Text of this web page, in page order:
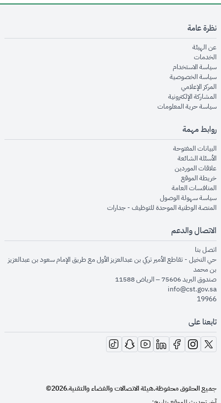
نظرة عامة
عن الهيئةopens in new window
الخدماتopens in new window
سياسة الاستخدامopens in new window
سياسة الخصوصيةopens in new window
المركز الإعلاميopens in new window
المشاركة الإلكترونيةopens in new window
سياسة حرية المعلوماتopens in new window
روابط مهمة
البيانات المفتوحةopens in new window
الأسئلة الشائعةopens in new window
علاقات الموردينopens in new window
خريطة الموقعopens in new window
المنافسات العامةopens in new window
سياسة سهولة الوصولopens in new window
المنصة الوطنية الموحدة للتوظيف - جداراتopens in new window
الاتصال والدعم
اتصل بنا
حي النخيل - تقاطع الأمير تركي بن عبدالعزيز الأول مع طريق الإمام سعود بن عبدالعزيز
بن محمد
صندوق البريد 75606 – الرياض 11588
info@cst.gov.sa
19966
تابعنا على
opens in new window
opens in new window
opens in new window
opens in new window
opens in new window
opens in new window
opens in new window
جميع الحقوق محفوظة.هيئة الاتصالات والفضاء والتقنية.
2026©